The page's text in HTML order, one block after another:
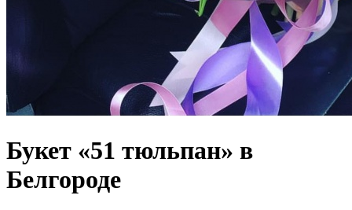
Букет «51 тюльпан» в
Белгороде